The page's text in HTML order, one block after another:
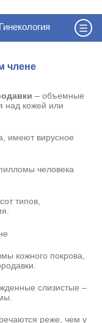
Гинекология
члене
– объемные
над кожей или
имеют вирусное
человека
типов,
кожного покрова,
слизистые –
реже, чем у